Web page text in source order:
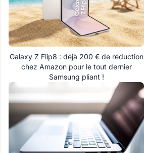
Galaxy Z Flip8 : déjà 200 € de réduction
chez Amazon pour le tout dernier
Samsung pliant !